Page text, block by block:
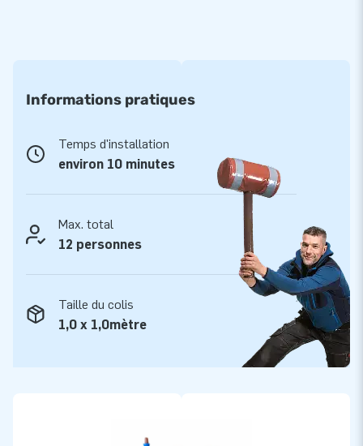
ouverte ou tout autre évènement festif. Le Multiplay XL est
La structure gonflable est livrée avec la soufflerie, le matériel
d’ancrage, le sac de transport et un manuel clair. Tout est
Les châteaux gonflables JB sont renforcés en plusieurs
points, cousus plusieurs fois et sont fabriqués en PVC solide
et de haute qualité. Ils sont donc durables et faciles à
entretenir. Le Multiplay XL est également fourni par JB avec
une garantie de 5 ans. Cela vous permet d’offrir des années
Informations pratiques
Temps d'installation
environ 10 minutes
Max. total
12 personnes
Taille du colis
1,0 x 1,0mètre